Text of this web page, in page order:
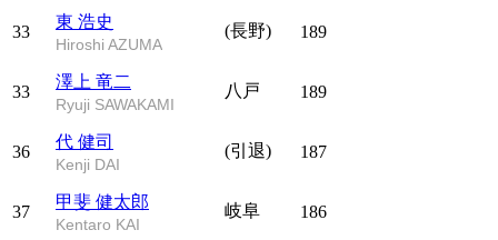
33
東 浩史
Hiroshi AZUMA
(長野) 189
33
澤上 竜二
Ryuji SAWAKAMI
八戸 189
36
代 健司
Kenji DAI
(引退) 187
37
甲斐 健太郎
Kentaro KAI
岐阜 186